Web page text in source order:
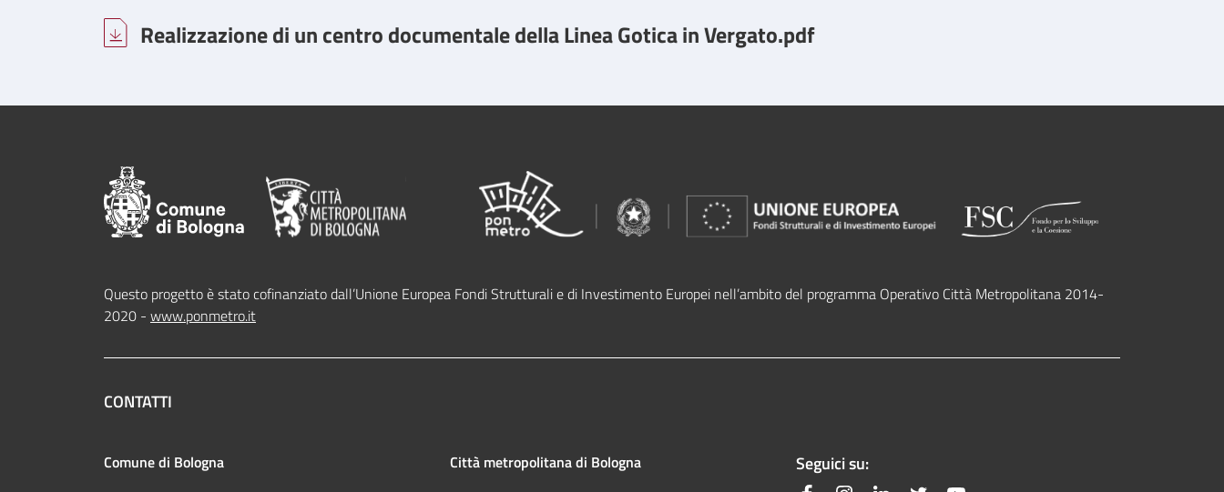
Realizzazione di un centro documentale della Linea Gotica in Vergato.pdf
Questo progetto è stato cofinanziato dall’Unione Europea Fondi Strutturali e di Investimento Europei nell’ambito del programma Operativo Città Metropolitana 2014-
2020 - www.ponmetro.it
CONTATTI
Comune di Bologna
Città metropolitana di Bologna
Seguici su: